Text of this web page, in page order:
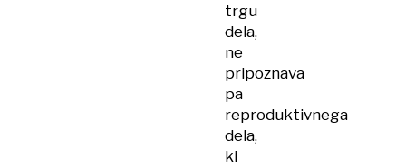
trgu
dela,
ne
pripoznava
pa
reproduktivnega
dela,
ki